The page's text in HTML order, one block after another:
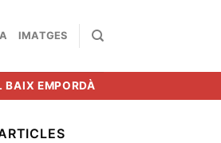
IMATGES
BAIX EMPORDÀ